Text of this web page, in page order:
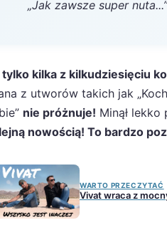
„Jak zawsze super nuta... ”
tylko kilka z kilkudziesięciu
z utworów takich jak
nie próżnuje! Minął
nowością! To bardzo
WARTO PRZECZYTAĆ
Vivat wraca z